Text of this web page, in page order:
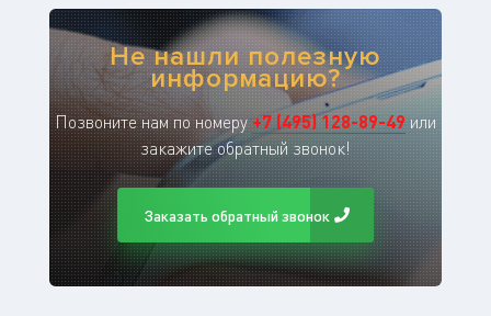
Не нашли полезную
информацию?
Позвоните нам по номеру+7(495)128-89-49 или
закажите обратный звонок!
Заказать обратный звонок